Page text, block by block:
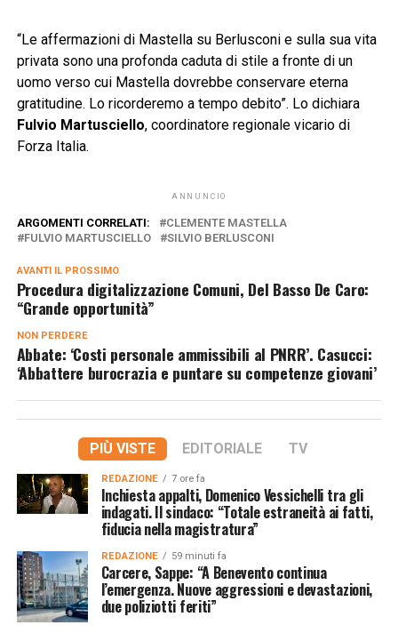
“Le affermazioni di Mastella su Berlusconi e sulla sua vita
privata sono una profonda caduta di stile a fronte di un
uomo verso cui Mastella dovrebbe conservare eterna
gratitudine. Lo ricorderemo a tempo debito”. Lo dichiara
Fulvio Martusciello, coordinatore regionale vicario di
Forza Italia.
ANNUNCIO
ARGOMENTI CORRELATI:
CLEMENTE MASTELLA
FULVIO MARTUSCIELLO
SILVIO BERLUSCONI
AVANTI IL ​​PROSSIMO
Procedura digitalizzazione Comuni, Del Basso De Caro:
“Grande opportunità”
NON PERDERE
Abbate: ‘Costi personale ammissibili al PNRR’. Casucci:
‘Abbattere burocrazia e puntare su competenze giovani’
PIÙ VISTE EDITORIALE TV
REDAZIONE 7 ore fa
Inchiesta appalti, Domenico Vessichelli tra gli
indagati. Il sindaco: “Totale estraneità ai fatti,
fiducia nella magistratura”
REDAZIONE 59 minuti fa
Carcere, Sappe: “A Benevento continua
l’emergenza. Nuove aggressioni e devastazioni,
due poliziotti feriti”